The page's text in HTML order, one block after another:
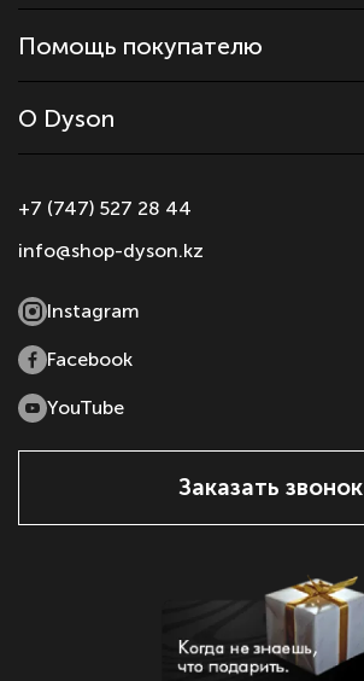
Помощь покупателю
О Dyson
+7 (747) 527 28 44
info@shop-dyson.kz
Instagram
Facebook
YouTube
Заказать звонок